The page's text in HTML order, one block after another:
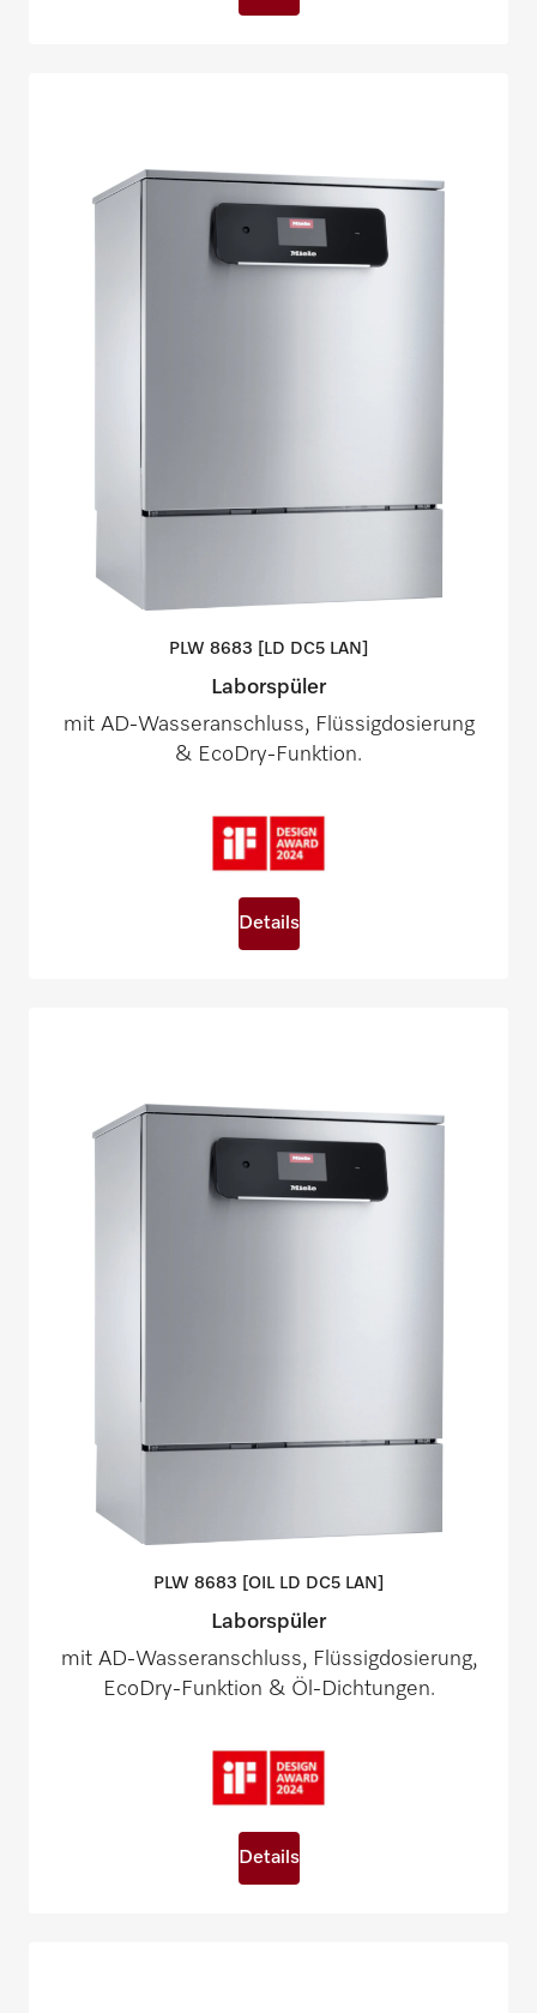
PLW 8683 [LD DC5 LAN]
Laborspüler
mit AD-Wasseranschluss, Flüssigdosierung
& EcoDry-Funktion.
Details
PLW 8683 [OIL LD DC5 LAN]
Laborspüler
mit AD-Wasseranschluss, Flüssigdosierung,
EcoDry-Funktion & Öl-Dichtungen.
Details